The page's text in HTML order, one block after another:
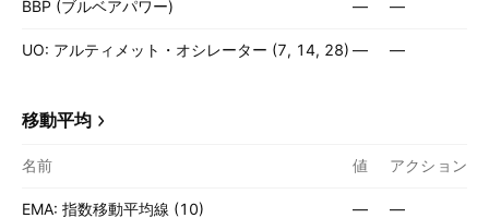
BBP (ブルベアパワー) — —
UO: アルティメット・オシレーター (7, 14, 28) — —
移動平均
名前 値 アクション
EMA: 指数移動平均線 (10) — —